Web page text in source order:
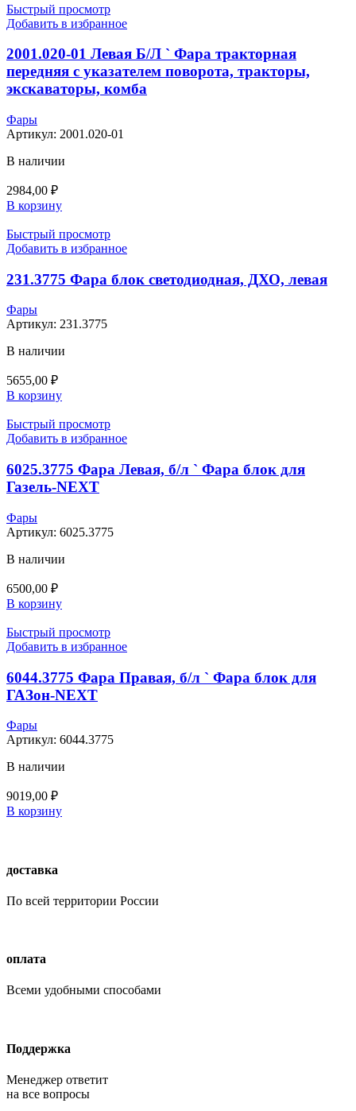
Быстрый просмотр
Добавить в избранное
2001.020-01 Левая Б/Л ` Фара тракторная
передняя с указателем поворота, тракторы,
экскаваторы, комба
Фары
Артикул: 2001.020-01
В наличии
2984,00 ₽
В корзину
Быстрый просмотр
Добавить в избранное
231.3775 Фара блок светодиодная, ДХО, левая
Фары
Артикул: 231.3775
В наличии
5655,00 ₽
В корзину
Быстрый просмотр
Добавить в избранное
6025.3775 Фара Левая, б/л ` Фара блок для
Газель-NEXT
Фары
Артикул: 6025.3775
В наличии
6500,00 ₽
В корзину
Быстрый просмотр
Добавить в избранное
6044.3775 Фара Правая, б/л ` Фара блок для
ГАЗон-NEXT
Фары
Артикул: 6044.3775
В наличии
9019,00 ₽
В корзину
доставка
По всей территории России
оплата
Всеми удобными способами
Поддержка
Менеджер ответит
на все вопросы